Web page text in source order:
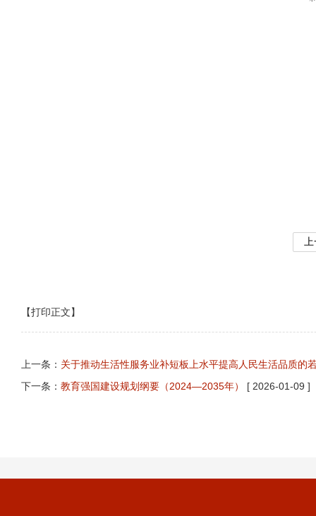
【打印正文】
上一条： 关于推动生活性服务业补短板上水平提高人民生活品质的
下一条： 教育强国建设规划纲要（2024—2035年） [ 2026-01-09 ]